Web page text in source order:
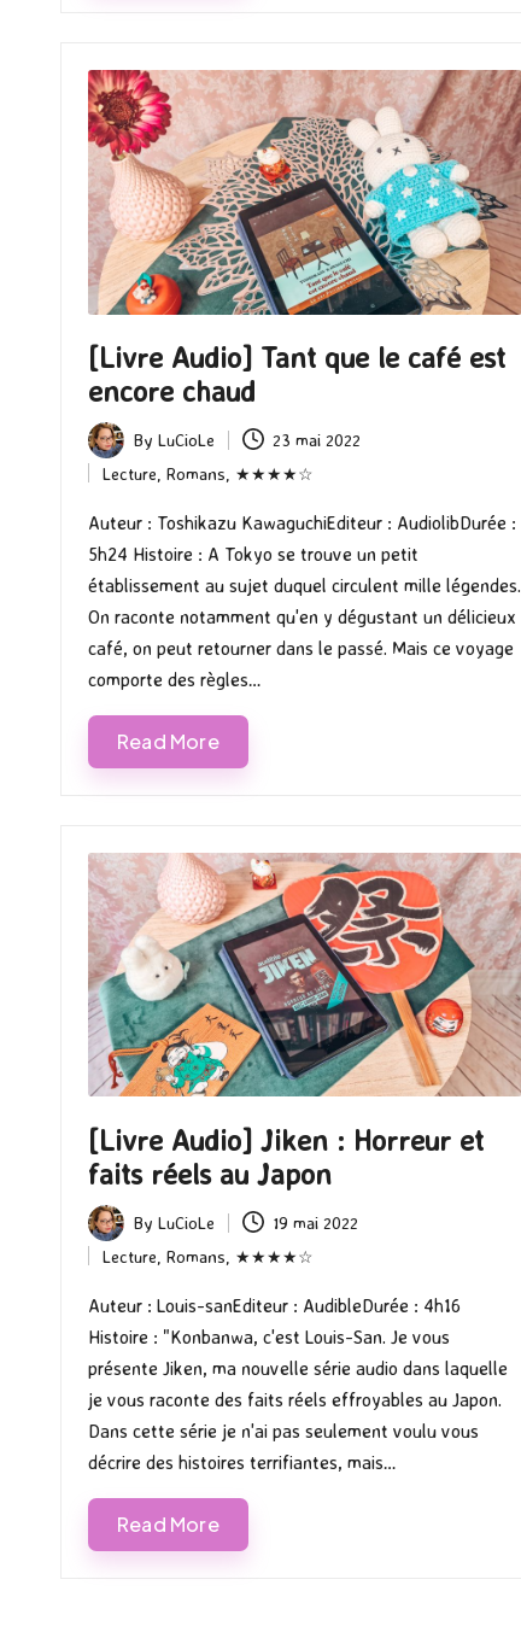
[Livre Audio] Tant que le café est
encore chaud
Posted
by
By LuCioLe 23 mai 2022
Posted
in
Lecture Romans ★★★★☆
Auteur : Toshikazu KawaguchiEditeur : AudiolibDurée :
5h24 Histoire : A Tokyo se trouve un petit
établissement au sujet duquel circulent mille légendes.
On raconte notamment qu'en y dégustant un délicieux
café, on peut retourner dans le passé. Mais ce voyage
comporte des règles…
Read More
[Livre Audio] Jiken : Horreur et
faits réels au Japon
Posted
by
By LuCioLe 19 mai 2022
Posted
in
Lecture Romans ★★★★☆
Auteur : Louis-sanEditeur : AudibleDurée : 4h16
Histoire : "Konbanwa, c'est Louis-San. Je vous
présente Jiken, ma nouvelle série audio dans laquelle
je vous raconte des faits réels effroyables au Japon.
Dans cette série je n'ai pas seulement voulu vous
décrire des histoires terrifiantes, mais…
Read More